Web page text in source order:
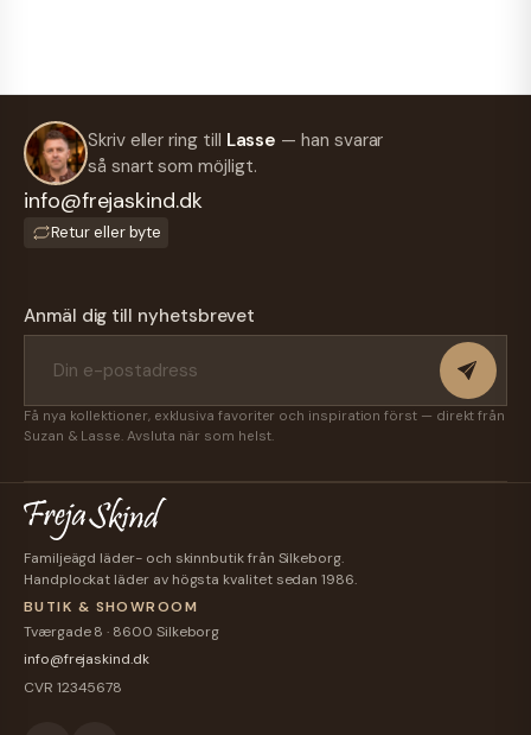
Skriv eller ring till Lasse — han svarar
så snart som möjligt.
info@frejaskind.dk
Retur eller byte
Anmäl dig till nyhetsbrevet
Få nya kollektioner, exklusiva favoriter och inspiration först — direkt från
Suzan & Lasse. Avsluta när som helst.
Familjeägd läder- och skinnbutik från Silkeborg.
Handplockat läder av högsta kvalitet sedan 1986.
BUTIK & SHOWROOM
Tværgade 8 · 8600 Silkeborg
info@frejaskind.dk
CVR 12345678